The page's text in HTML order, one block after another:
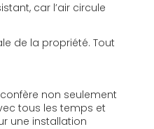
car l’air circule
de la propriété. Tout
non seulement
tous les temps et
une installation